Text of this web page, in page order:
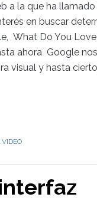
a la que ha
en buscar
What Do You
ahora Google
visual y hasta
VIDEO